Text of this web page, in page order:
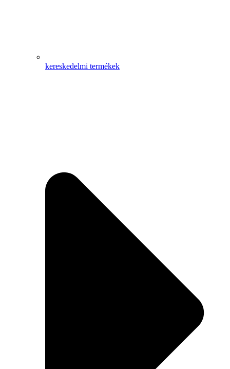
kereskedelmi termékek